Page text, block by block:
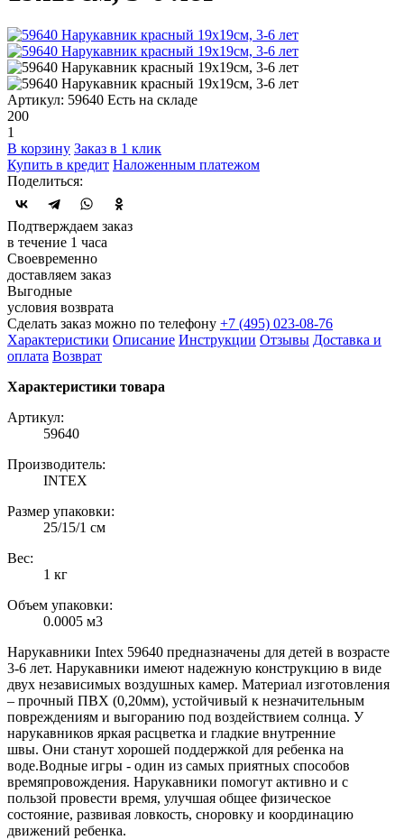
Артикул: 59640 Есть на складе
200
1
В корзину Заказ в 1 клик
Купить в кредит Наложенным платежом
Поделиться:
Подтверждаем заказ
в течение 1 часа
Своевременно
доставляем заказ
Выгодные
условия возврата
Сделать заказ можно по телефону +7 (495) 023-08-76
Характеристики Описание Инструкции Отзывы Доставка и
оплата Возврат
Характеристики товара
Артикул:
59640
Производитель:
INTEX
Размер упаковки:
25/15/1 см
Вес:
1 кг
Объем упаковки:
0.0005 м3
Нарукавники Intex 59640 предназначены для детей в возрасте
3-6 лет. Нарукавники имеют надежную конструкцию в виде
двух независимых воздушных камер. Материал изготовления
– прочный ПВХ (0,20мм), устойчивый к незначительным
повреждениям и выгоранию под воздействием солнца. У
нарукавников яркая расцветка и гладкие внутренние
швы. Они станут хорошей поддержкой для ребенка на
воде.Водные игры - один из самых приятных способов
времяпровождения. Нарукавники помогут активно и с
пользой провести время, улучшая общее физическое
состояние, развивая ловкость, сноровку и координацию
движений ребенка.